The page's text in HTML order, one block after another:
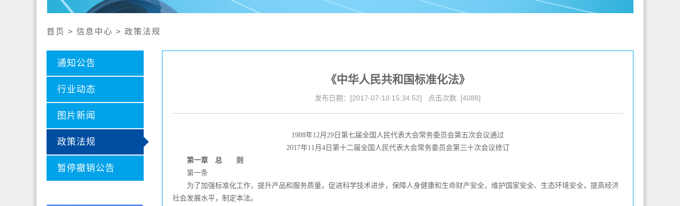
社会责任报告
首页 > 信息中心 > 政策法规
通知公告
行业动态
图片新闻
政策法规
暂停撤销公告
《中华人民共和国标准化法》
发布日期：[2017-07-10 15:34:52] 点击次数: [4088]
1988年12月29日第七届全国人民代表大会常务委员会第五次会议通过
2017年11月4日第十二届全国人民代表大会常务委员会第三十次会议修订
第一章 总 则
第一条
为了加强标准化工作，提升产品和服务质量，促进科学技术进步，保障人身健康和生命财产安全，维护国家安全、生态环境安全，提高经济
社会发展水平，制定本法。